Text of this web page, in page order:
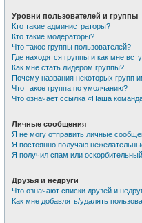
Уровни пользователей и группы
Кто такие администраторы?
Кто такие модераторы?
Что такое группы пользователей?
Где находятся группы и как мне
Как мне стать лидером группы?
Почему названия некоторых групп
Что такое группа по умолчанию?
Что означает ссылка «Наша
Личные сообщения
Я не могу отправить личные
Я постоянно получаю
Я получил спам или
Друзья и недруги
Что означают списки друзей и
Как мне добавлять/удалять